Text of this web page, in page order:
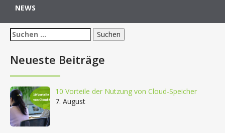
NEWS
Suchen
nach:
Neueste Beiträge
10 Vorteile der Nutzung von Cloud-Speicher
7. August